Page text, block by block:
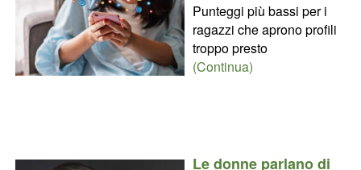
Punteggi più bassi per i
ragazzi che aprono profili
troppo presto
(Continua)
Le donne parlano di